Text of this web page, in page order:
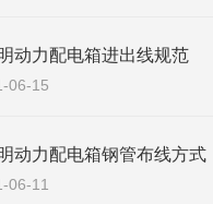
动力配电箱进出线规范
06-15
动力配电箱钢管布线方式
06-11